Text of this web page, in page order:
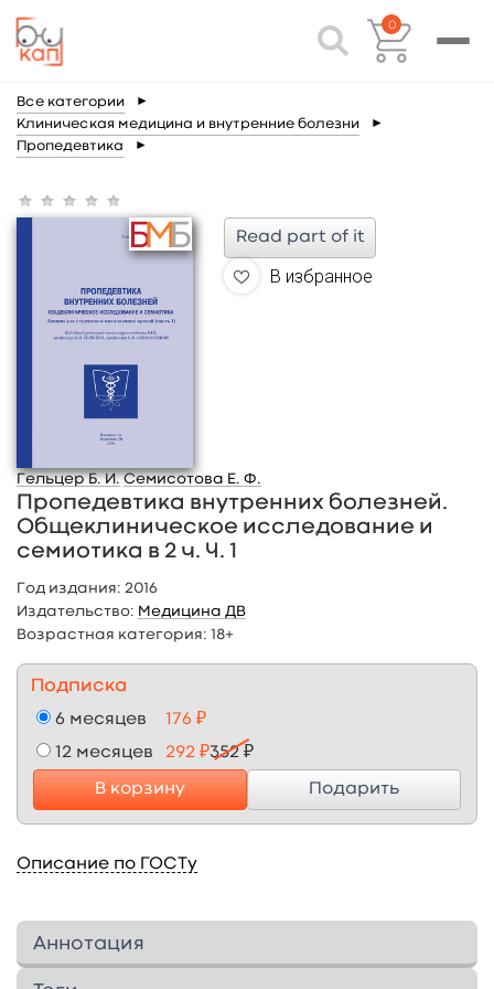
0
Все категории ►
Клиническая медицина и внутренние болезни ►
Пропедевтика ►
Read part of it
В избранное
Гельцер Б. И. Семисотова Е. Ф.
Пропедевтика внутренних болезней.
Общеклиническое исследование и
семиотика в 2 ч. Ч. 1
Год издания: 2016
Издательство: Медицина ДВ
Возрастная категория: 18+
Подписка
6 месяцев 176 ₽
12 месяцев 292 ₽352 ₽
В корзину Подарить
Описание по ГОСТу
Аннотация
Курс лекций подготовлен в соответствии с